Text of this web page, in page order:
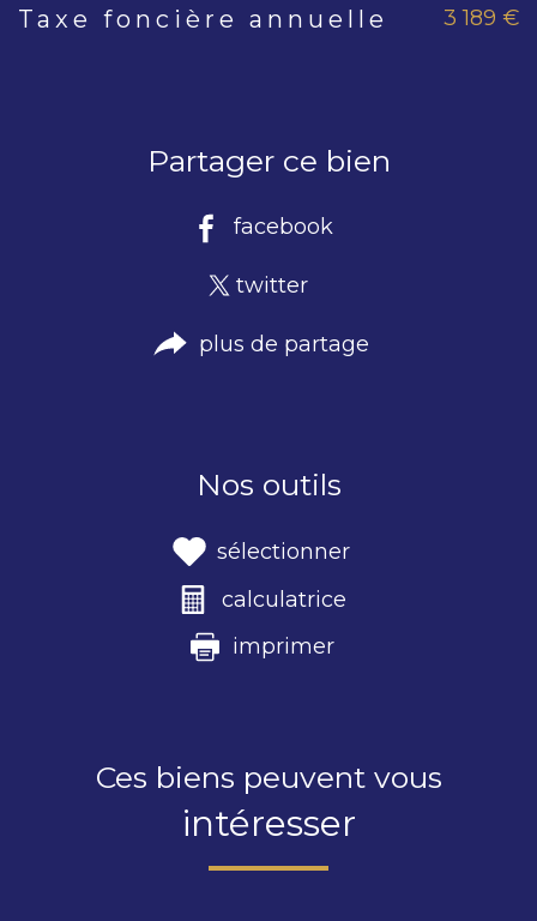
Caractéristiques Valeurs
Taxe foncière annuelle 3 189 €
Partager ce bien
facebook
twitter
plus de partage
Nos outils
sélectionner
calculatrice
imprimer
Ces biens peuvent vous
intéresser